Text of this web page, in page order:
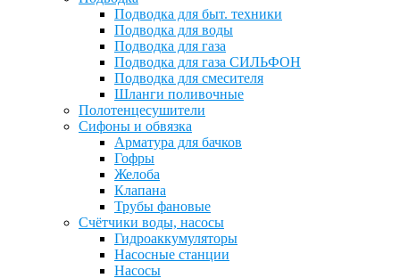
Подводка для быт. техники
Подводка для воды
Подводка для газа
Подводка для газа СИЛЬФОН
Подводка для смесителя
Шланги поливочные
Полотенцесушители
Сифоны и обвязка
Арматура для бачков
Гофры
Желоба
Клапана
Трубы фановые
Счётчики воды, насосы
Гидроаккумуляторы
Насосные станции
Насосы